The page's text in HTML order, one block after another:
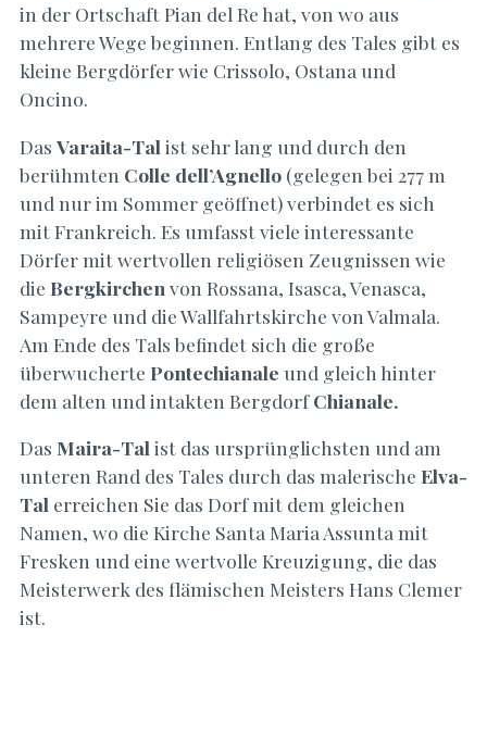
in der Ortschaft Pian del Re hat, von wo aus
mehrere Wege beginnen. Entlang des Tales gibt es
kleine Bergdörfer wie Crissolo, Ostana und
Oncino.
Das Varaita-Tal ist sehr lang und durch den
berühmten Colle dell’Agnello(gelegen bei 277 m
und nur im Sommer geöffnet) verbindet es sich
mit Frankreich. Es umfasst viele interessante
Dörfer mit wertvollen religiösen Zeugnissen wie
die Bergkirchen von Rossana, Isasca, Venasca,
Sampeyre und die Wallfahrtskirche von Valmala.
Am Ende des Tals befindet sich die große
überwucherte Pontechianale und gleich hinter
dem alten und intakten BergdorfChianale.
Das Maira-Tal ist das ursprünglichsten und am
unteren Rand des Tales durch das malerische Elva-
Tal erreichen Sie das Dorf mit dem gleichen
Namen, wo die Kirche Santa Maria Assunta mit
Fresken und eine wertvolle Kreuzigung, die das
Meisterwerk des flämischen Meisters Hans Clemer
ist.